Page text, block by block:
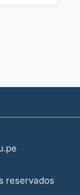
reservados